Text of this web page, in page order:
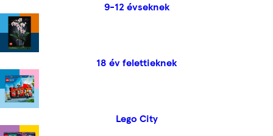
9-12 évseknek
18 év felettieknek
Lego City